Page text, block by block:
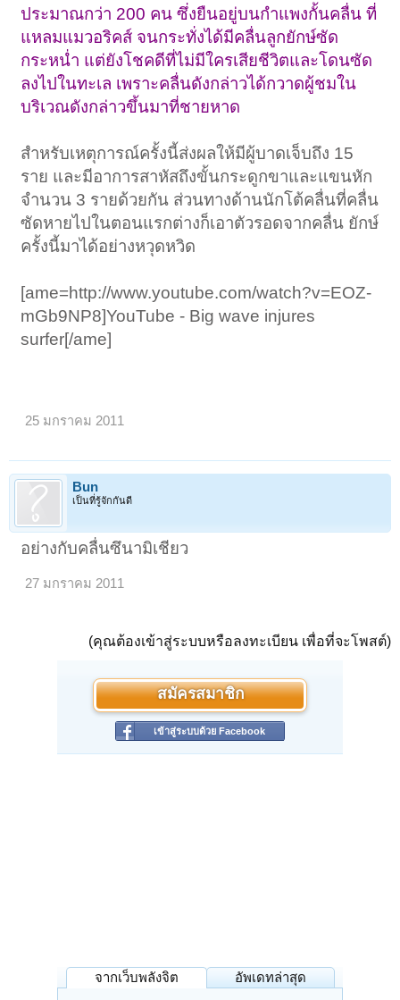
ประมาณกว่า 200 คน ซึ่งยืนอยู่บนกำแพงกั้นคลื่น ที่
แหลมแมวอริคส์ จนกระทั่งได้มีคลื่นลูกยักษ์ซัด
กระหน่ำ แต่ยังโชคดีที่ไม่มีใครเสียชีวิตและโดนซัด
ลงไปในทะเล เพราะคลื่นดังกล่าวได้กวาดผู้ชมใน
บริเวณดังกล่าวขึ้นมาที่ชายหาด
สำหรับเหตุการณ์ครั้งนี้ส่งผลให้มีผู้บาดเจ็บถึง 15
ราย และมีอาการสาหัสถึงขั้นกระดูกขาและแขนหัก
จำนวน 3 รายด้วยกัน ส่วนทางด้านนักโต้คลื่นที่คลื่น
ซัดหายไปในตอนแรกต่างก็เอาตัวรอดจากคลื่น ยักษ์
ครั้งนี้มาได้อย่างหวุดหวิด
[ame=http://www.youtube.com/watch?v=EOZ-
mGb9NP8]YouTube - Big wave injures
surfer[/ame]
25 มกราคม 2011
Bun
เป็นที่รู้จักกันดี
อย่างกับคลื่นซึนามิเชียว
27 มกราคม 2011
(คุณต้องเข้าสู่ระบบหรือลงทะเบียน เพื่อที่จะโพสต์)
สมัครสมาชิก
เข้าสู่ระบบด้วย Facebook
จากเว็บพลังจิต อัพเดทล่าสุด